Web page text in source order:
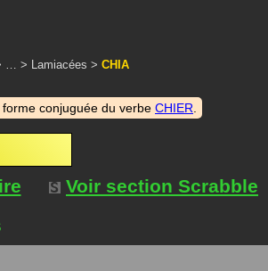
… > Lamiacées > CHIA
conjuguée du verbe CHIER
Voir section Scrabble